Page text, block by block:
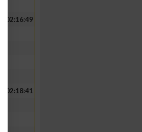
02:16:49
02:18:41